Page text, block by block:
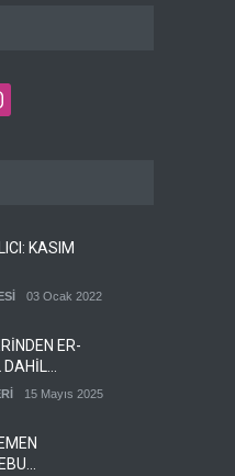
KASIM
03 Ocak 2022
ER-
15 Mayıs 2025